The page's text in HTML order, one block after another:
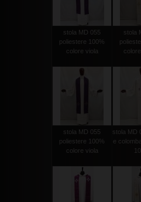
stola MD 055
poliestere 100%
colore viola
stola
stola MD 055
poliestere 100%
colore viola
stola MD
e